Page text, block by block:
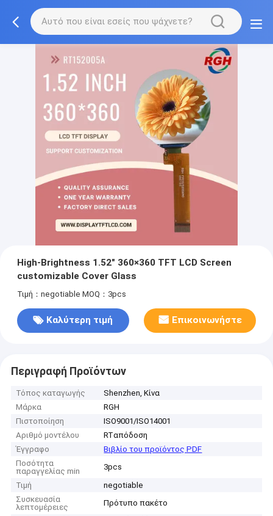
High-Brightness 1.52" 360×360 TFT LCD Screen
customizable Cover Glass
Τιμή：negotiable MOQ：3pcs
Καλύτερη τιμή Επικοινωνήστε
Περιγραφή Προϊόντων
Τόπος καταγωγής
Shenzhen, Κίνα
Μάρκα
RGH
Πιστοποίηση
ISO9001/ISO14001
Αριθμό μοντέλου
RTαπόδοση
Έγγραφο
Βιβλίο του προϊόντος PDF
Ποσότητα
παραγγελίας min
3pcs
Τιμή
negotiable
Συσκευασία
λεπτομέρειες
Πρότυπο πακέτο